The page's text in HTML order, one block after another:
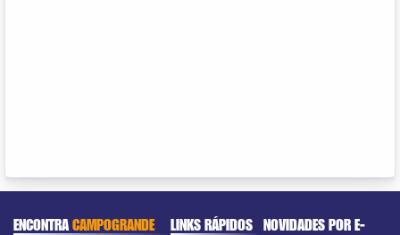
ENCONTRACAMPOGRANDE LINKS RÁPIDOS NOVIDADES POR E-